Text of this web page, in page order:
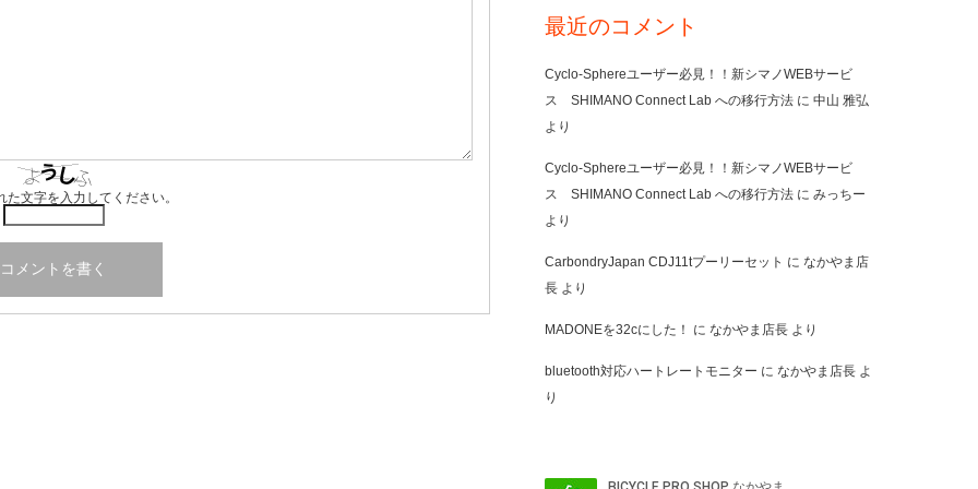
た文字を入力してください。
最近のコメント
Cyclo-Sphereユーザー必見！！新シマノWEBサービ
ス SHIMANO Connect Lab への移行方法 に 中山 雅弘
より
Cyclo-Sphereユーザー必見！！新シマノWEBサービ
ス SHIMANO Connect Lab への移行方法 に みっちー
より
CarbondryJapan CDJ11tプーリーセット に なかやま店
長 より
MADONEを32cにした！ に なかやま店長 より
bluetooth対応ハートレートモニター に なかやま店長 よ
り